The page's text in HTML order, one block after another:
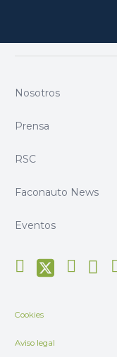
Nosotros
Prensa
RSC
Faconauto News
Eventos
Cookies
Aviso legal